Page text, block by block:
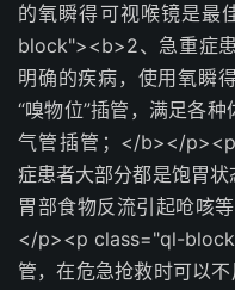
的氧瞬得可视喉镜是
block"><b>2、急重症
明确的疾病，使用氧瞬
“嗅物位”插管，满足各
气管插管；</b></
症患者大部分都是饱胃
胃部食物反流引起呛咳
</p><p class="ql-
管，在危急抢救时可以不